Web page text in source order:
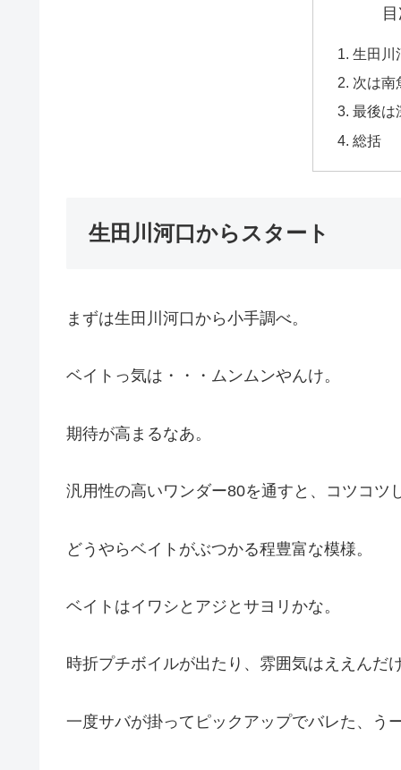
生田川
次は南
最後は
総括
生田川河口からスタート
まずは生田川河口から小手調べ。
ベイトっ気は・・・ムンムンやんけ。
期待が高まるなあ。
汎用性の高いワンダー80を通すと、コツコツ
どうやらベイトがぶつかる程豊富な模様。
ベイトはイワシとアジとサヨリかな。
時折プチボイルが出たり、雰囲気はええんだ
一度サバが掛ってピックアップでバレた、う